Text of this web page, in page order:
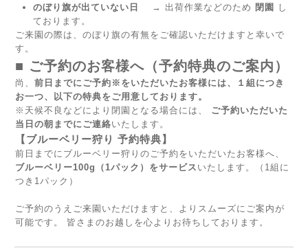
のぼり旗が出ていない日
→ 出荷作業などのため 閉園
し
ております。
ご来園の際は、のぼり旗の有無をご確認いただけますと幸いで
す。
■ ご予約のお客様へ（予約特典のご案内）
尚、 前日までにご予約※をいただいたお客様には、１組につき
お一つ、以下の特典をご用意しております。
※天候不良などにより閉園となる場合には、 ご予約いただいた
当日の朝までにご連絡いたします。
【ブルーベリー狩り 予約特典】
ブルーベリー100g（1パック）をサービス いたします。（1組に
つき1パック）
ご予約のうえご来園いただけますと、よりスムーズにご案内が
可能です。 皆さまのお越しを心よりお待ちしております。